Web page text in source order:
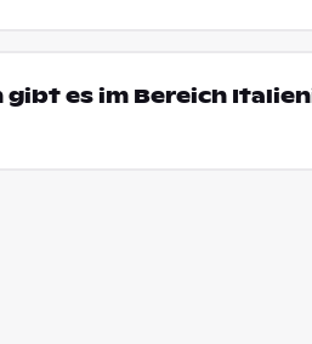
es im Bereich